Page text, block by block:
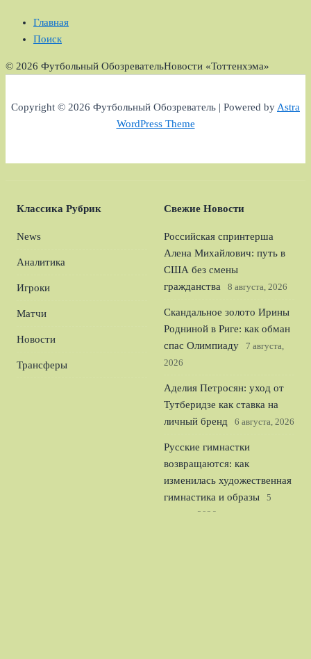
Главная
Поиск
© 2026 Футбольный ОбозревательНовости «Тоттенхэма»
Copyright © 2026 Футбольный Обозреватель | Powered byAstra
WordPress Theme
Классика Рубрик
News
Аналитика
Игроки
Матчи
Новости
Трансферы
Свежие Новости
Российская спринтерша
Алена Михайлович: путь в
США без смены
гражданства
8 августа, 2026
Скандальное золото Ирины
Родниной в Риге: как обман
спас Олимпиаду
7 августа,
2026
Аделия Петросян: уход от
Тутберидзе как ставка на
личный бренд
6 августа, 2026
Русские гимнастки
возвращаются: как
изменилась художественная
гимнастика и образы
5
августа, 2026